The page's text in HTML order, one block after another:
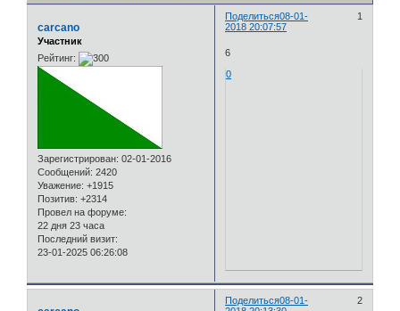
Поделиться 1
08-01-
2018 20:07:57
carcano
Участник
Рейтинг:
Зарегистрирован: 02-01-2016
Сообщений: 2420
Уважение: +1915
Позитив: +2314
Провел на форуме:
22 дня 23 часа
Последний визит:
23-01-2025 06:26:08
6
0
Поделиться 2
08-01-